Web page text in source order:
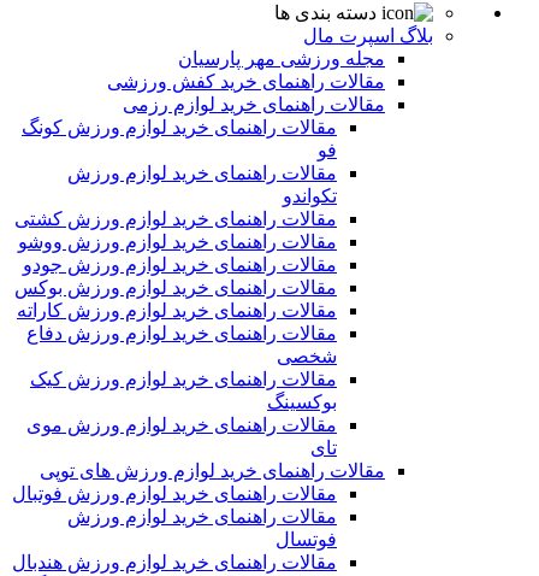
دسته بندی ها
بلاگ اسپرت مال
مجله ورزشی مهر پارسیان
مقالات راهنمای خرید کفش ورزشی
مقالات راهنمای خرید لوازم رزمی
مقالات راهنمای خرید لوازم ورزش کونگ
فو
مقالات راهنمای خرید لوازم ورزش
تکواندو
مقالات راهنمای خرید لوازم ورزش کشتی
مقالات راهنمای خرید لوازم ورزش ووشو
مقالات راهنمای خرید لوازم ورزش جودو
مقالات راهنمای خرید لوازم ورزش بوکس
مقالات راهنمای خرید لوازم ورزش کاراته
مقالات راهنمای خرید لوازم ورزش دفاع
شخصی
مقالات راهنمای خرید لوازم ورزش کیک
بوکسینگ
مقالات راهنمای خرید لوازم ورزش موی
تای
مقالات راهنمای خرید لوازم ورزش های توپی
مقالات راهنمای خرید لوازم ورزش فوتبال
مقالات راهنمای خرید لوازم ورزش
فوتسال
مقالات راهنمای خرید لوازم ورزش هندبال